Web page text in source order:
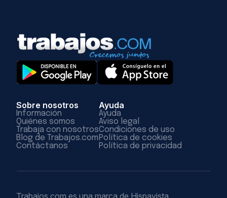
Sobre nosotros
Información
Quiénes somos
Trabaja con nosotros
Blog de Trabajos.com
Contáctanos
Ayuda
Ayuda
Aviso legal
Condiciones de uso
Política de cookies
Política de privacidad
Trabajos.com es una marca de Hispavista